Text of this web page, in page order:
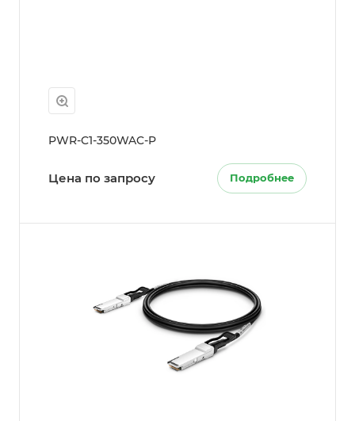
PWR-C1-350WAC-P
Цена по запросу Подробнее